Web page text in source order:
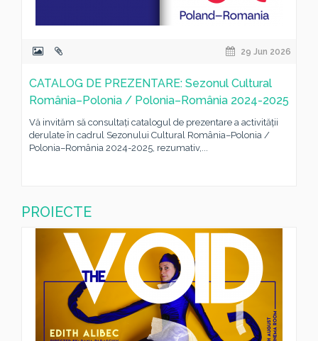
29 Jun 2026
CATALOG DE PREZENTARE: Sezonul Cultural
România–Polonia / Polonia–România 2024-2025
Vă invităm să consultați catalogul de prezentare a activității
derulate în cadrul Sezonului Cultural România–Polonia /
Polonia–România 2024-2025, rezumativ,...
PROIECTE